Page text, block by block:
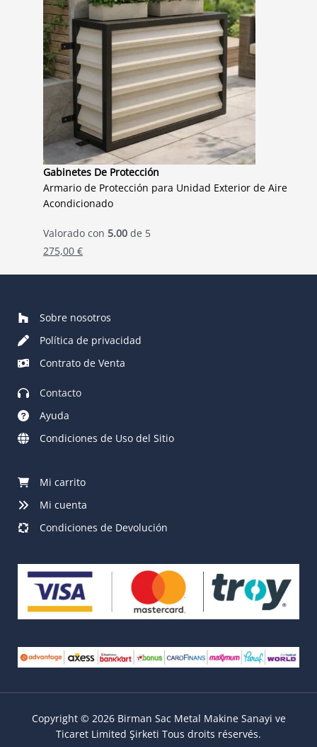
Gabinetes De Protección
Armario de Protección para Unidad Exterior de Aire
Acondicionado
Valorado con 5.00 de 5
275,00€
Sobre nosotros
Política de privacidad
Contrato de Venta
Contacto
Ayuda
Condiciones de Uso del Sitio
Mi carrito
Mi cuenta
Condiciones de Devolución
Copyright © 2026 Birman Sac Metal Makine Sanayi ve
Ticaret Limited Şirketi Tous droits réservés.